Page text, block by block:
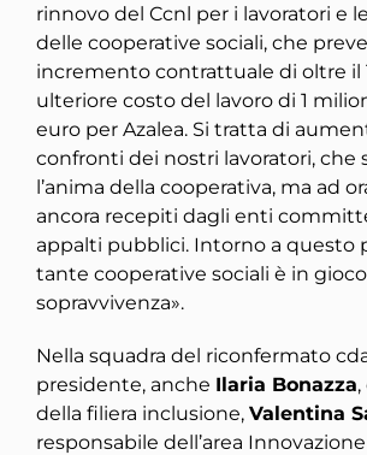
rinnovo del Ccnl per i lavoratori e
delle cooperative sociali, che
incremento contrattuale di oltre il
ulteriore costo del lavoro di 1
euro per Azalea. Si tratta di
confronti dei nostri lavoratori, che
l’anima della cooperativa, ma ad
ancora recepiti dagli enti
appalti pubblici. Intorno a questo
tante cooperative sociali è in
sopravvivenza».
Nella squadra del riconfermato
presidente, anche Ilaria Bonazza
della filiera inclusione, Valentina
responsabile dell’area